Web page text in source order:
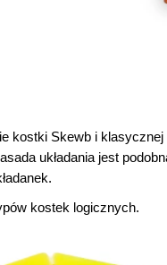
kostki Skewb i
układania jest
kostek logicznych.